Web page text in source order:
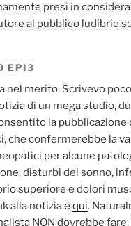
presi in
al pubblico ludibrio
EPI3
nel merito. Scrivevo
di un mega studio,
la pubblicazione
che confermerebbe la
per alcune
disturbi del sonno,
superiore e dolori
alla notizia è qui.
NON dovrebbe fare,